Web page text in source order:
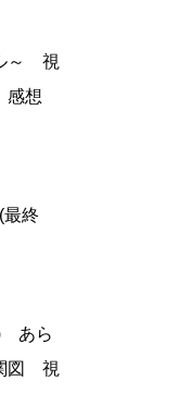
～ 視
感想
最終
) あら
図 視